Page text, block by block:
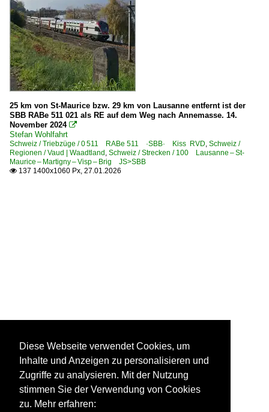
25 km von St-Maurice bzw. 29 km von Lausanne entfernt ist der
SBB RABe 511 021 als RE auf dem Weg nach Annemasse. 14.
November 2024 
Stefan Wohlfahrt
Schweiz / Triebzüge / 0 511 RABe 511 ·SBB· Kiss RVD, Schweiz /
Regionen / Vaud | Waadtland, Schweiz / Strecken / 100 Lausanne – St-
Maurice – Martigny – Visp – Brig JS>SBB
 137 1400x1060 Px, 27.01.2026
Diese Webseite verwendet Cookies, um
Inhalte und Anzeigen zu personalisieren und
Zugriffe zu analysieren. Mit der Nutzung
stimmen Sie der Verwendung von Cookies
zu. Mehr erfahren: